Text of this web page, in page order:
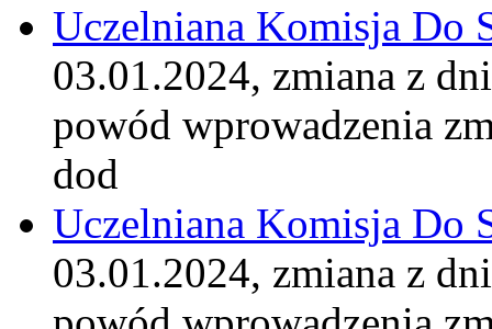
Uczelniana Komisja Do
03.01.2024, zmiana z
powód wprowadzenia
dod
Uczelniana Komisja Do
03.01.2024, zmiana z